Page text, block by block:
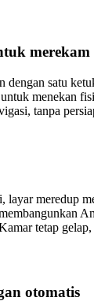
merekam
dengan satu
menekan
tanpa
layar meredup
tetap
otomatis